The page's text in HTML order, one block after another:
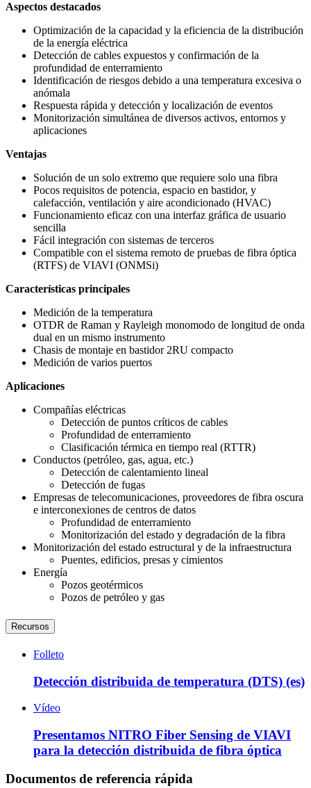
Aspectos destacados
Optimización de la capacidad y la eficiencia de la distribución
de la energía eléctrica
Detección de cables expuestos y confirmación de la
profundidad de enterramiento
Identificación de riesgos debido a una temperatura excesiva o
anómala
Respuesta rápida y detección y localización de eventos
Monitorización simultánea de diversos activos, entornos y
aplicaciones
Ventajas
Solución de un solo extremo que requiere solo una fibra
Pocos requisitos de potencia, espacio en bastidor, y
calefacción, ventilación y aire acondicionado (HVAC)
Funcionamiento eficaz con una interfaz gráfica de usuario
sencilla
Fácil integración con sistemas de terceros
Compatible con el sistema remoto de pruebas de fibra óptica
(RTFS) de VIAVI (ONMSi)
Características principales
Medición de la temperatura
OTDR de Raman y Rayleigh monomodo de longitud de onda
dual en un mismo instrumento
Chasis de montaje en bastidor 2RU compacto
Medición de varios puertos
Aplicaciones
Compañías eléctricas
Detección de puntos críticos de cables
Profundidad de enterramiento
Clasificación térmica en tiempo real (RTTR)
Conductos (petróleo, gas, agua, etc.)
Detección de calentamiento lineal
Detección de fugas
Empresas de telecomunicaciones, proveedores de fibra oscura
e interconexiones de centros de datos
Profundidad de enterramiento
Monitorización del estado y degradación de la fibra
Monitorización del estado estructural y de la infraestructura
Puentes, edificios, presas y cimientos
Energía
Pozos geotérmicos
Pozos de petróleo y gas
Recursos
Folleto
Detección distribuida de temperatura (DTS) (es)
Vídeo
Presentamos NITRO Fiber Sensing de VIAVI
para la detección distribuida de fibra óptica
Documentos de referencia rápida